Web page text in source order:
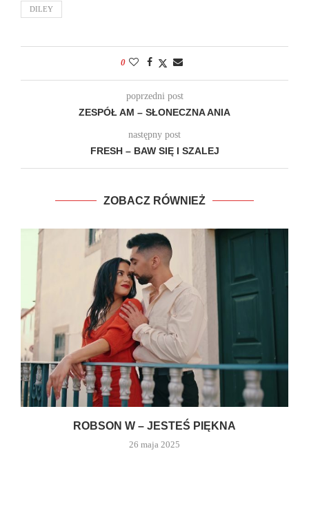
DILEY
0
poprzedni post
ZESPÓŁ AM – SŁONECZNA ANIA
następny post
FRESH – BAW SIĘ I SZALEJ
ZOBACZ RÓWNIEŻ
ROBSON W – JESTEŚ PIĘKNA
26 maja 2025